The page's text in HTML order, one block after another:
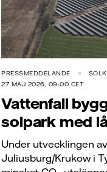
PRESSMEDDELANDE
27 MAJ 2026, 09:00 CET
Vattenfall
solpark med
Under utvecklingen
Juliusburg/Krukow i